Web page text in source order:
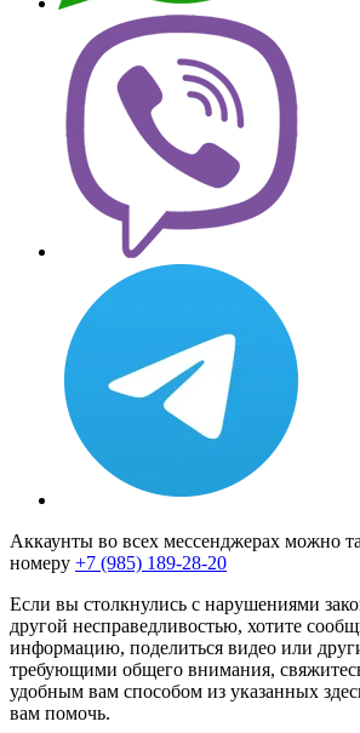
Аккаунты во всех мессенджерах можно
номеру +7 (985) 189-28-20
Если вы столкнулись с нарушениями
другой несправедливостью, хотите
информацию, поделиться видео или
требующими общего внимания,
удобным вам способом из указанных
вам помочь.